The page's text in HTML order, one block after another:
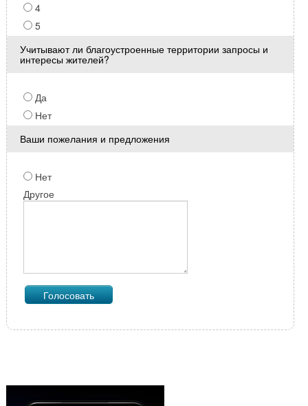
4
5
Учитывают ли благоустроенные территории запросы и
интересы жителей?
Да
Нет
Ваши пожелания и предложения
Нет
Другое